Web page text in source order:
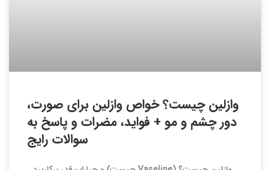
وازلین چیست؟ خواص وازلین برای صورت،
دور چشم و مو + فواید، مضرات و پاسخ به
سوالات رایج